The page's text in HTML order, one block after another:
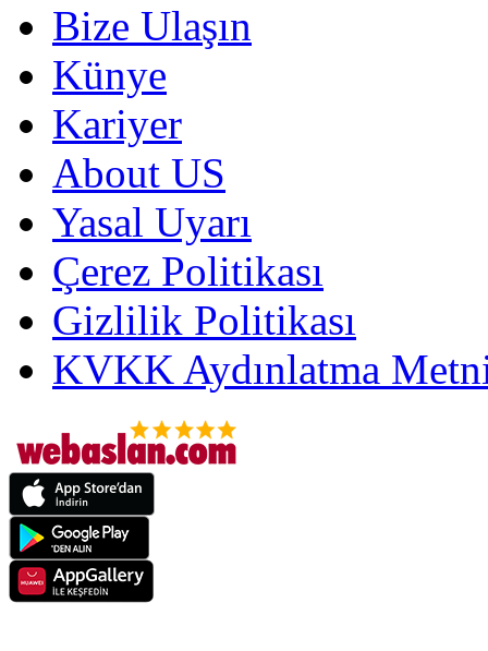
Bize Ulaşın
Künye
Kariyer
About US
Yasal Uyarı
Çerez Politikası
Gizlilik Politikası
KVKK Aydınlatma